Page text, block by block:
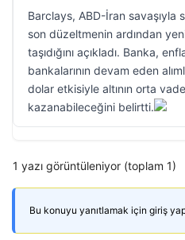
Barclays, ABD-İran savaşıyla
son düzeltmenin ardından
taşıdığını açıkladı. Banka,
bankalarının devam eden
dolar etkisiyle altının orta
kazanabileceğini belirtti.
1 yazı görüntüleniyor (toplam 1)
Bu konuyu yanıtlamak için giriş